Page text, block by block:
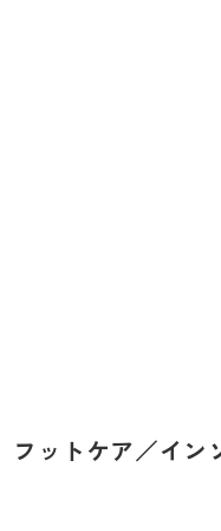
フットケア／イン